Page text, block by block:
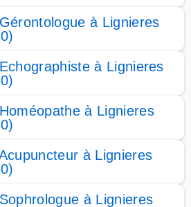
à Lignieres
à Lignieres
à Lignieres
à Lignieres
à Lignieres